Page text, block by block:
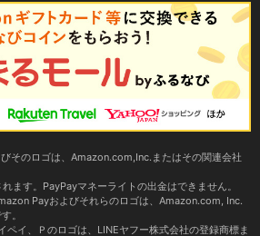
そのロゴは、Amazon.com,Inc.またはその関連会社
ます。PayPayマネーライトの出金はできません。
Payおよびそれらのロゴは、Amazon.com, Inc.
。
ペイ、Ｐのロゴは、LINEヤフー株式会社の登録商標ま